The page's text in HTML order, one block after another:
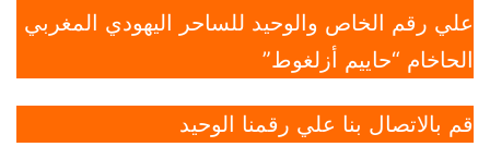
علي رقم الخاص والوحيد للساحر اليهودي المغربي
الحاخام “حاييم أزلغوط”
قم بالاتصال بنا علي رقمنا الوحيد